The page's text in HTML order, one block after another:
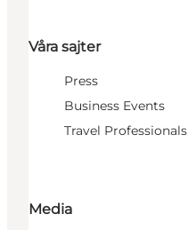
Våra sajter
Press
Business Events
Travel Professionals
Media